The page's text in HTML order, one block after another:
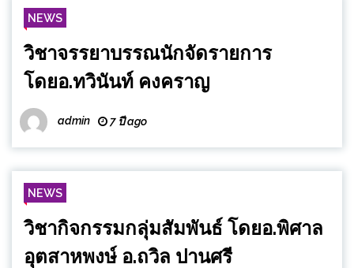
NEWS
วิชาจรรยาบรรณนักจัดรายการ
โดยอ.ทวินันท์ คงคราญ
admin 7 ปี ago
NEWS
วิชากิจกรรมกลุ่มสัมพันธ์ โดยอ.พิศาล
อุตสาหพงษ์ อ.ถวิล ปานศรี